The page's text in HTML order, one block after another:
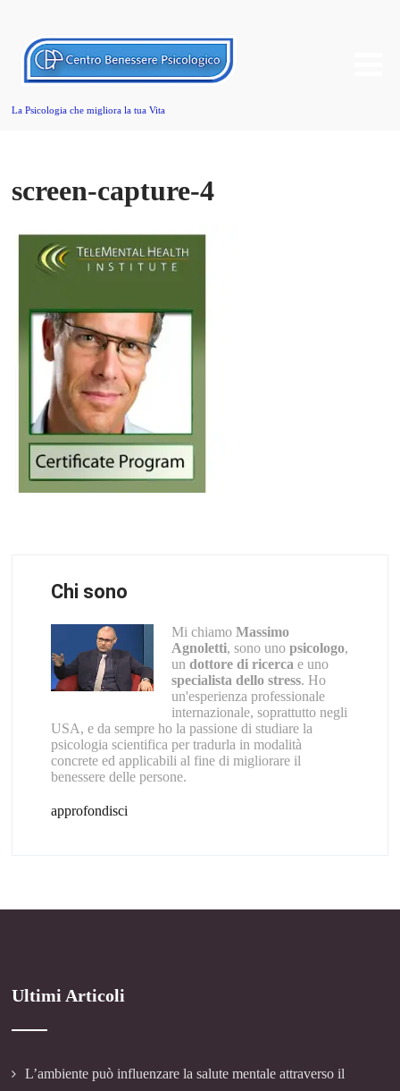
La Psicologia che migliora la tua Vita
screen-capture-4
Chi sono
Mi chiamo Massimo
Agnoletti, sono uno psicologo,
un dottore di ricerca e uno
specialista dello stress. Ho
un'esperienza professionale
internazionale, soprattutto negli
USA, e da sempre ho la passione di studiare la
psicologia scientifica per tradurla in modalità
concrete ed applicabili al fine di migliorare il
benessere delle persone.
approfondisci
Ultimi Articoli
L’ambiente può influenzare la salute mentale attraverso il